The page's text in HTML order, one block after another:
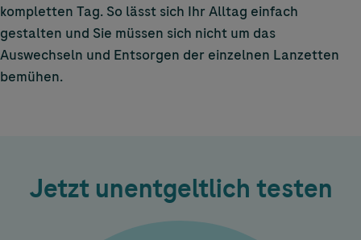
kompletten Tag. So lässt sich Ihr Alltag einfach
gestalten und Sie müssen sich nicht um das
Auswechseln und Entsorgen der einzelnen Lanzetten
bemühen.
Jetzt unentgeltlich testen